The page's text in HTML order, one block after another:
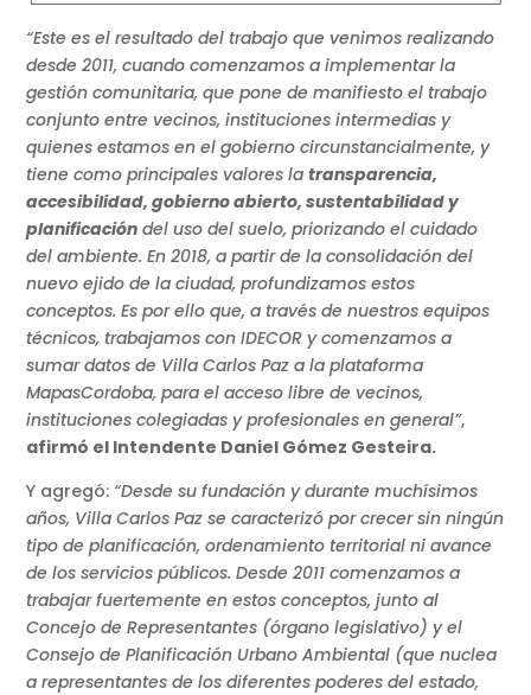
“Este es el resultado del trabajo que venimos realizando
desde 2011, cuando comenzamos a implementar la
gestión comunitaria, que pone de manifiesto el trabajo
conjunto entre vecinos, instituciones intermedias y
quienes estamos en el gobierno circunstancialmente, y
tiene como principales valores latransparencia,
accesibilidad, gobierno abierto, sustentabilidad y
planificación del uso del suelo, priorizando el cuidado
del ambiente. En 2018, a partir de la consolidación del
nuevo ejido de la ciudad, profundizamos estos
conceptos. Es por ello que, a través de nuestros equipos
técnicos, trabajamos con IDECOR y comenzamos a
sumar datos de Villa Carlos Paz a la plataforma
MapasCordoba, para el acceso libre de vecinos,
instituciones colegiadas y profesionales en general”,
afirmó el Intendente Daniel Gómez Gesteira.
Y agregó: “Desde su fundación y durante muchísimos
años, Villa Carlos Paz se caracterizó por crecer sin ningún
tipo de planificación, ordenamiento territorial ni avance
de los servicios públicos. Desde 2011 comenzamos a
trabajar fuertemente en estos conceptos, junto al
Concejo de Representantes (órgano legislativo) y el
Consejo de Planificación Urbano Ambiental (que nuclea
a representantes de los diferentes poderes del estado,